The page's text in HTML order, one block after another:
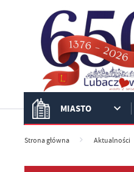
MIASTO
Strona główna Aktualności